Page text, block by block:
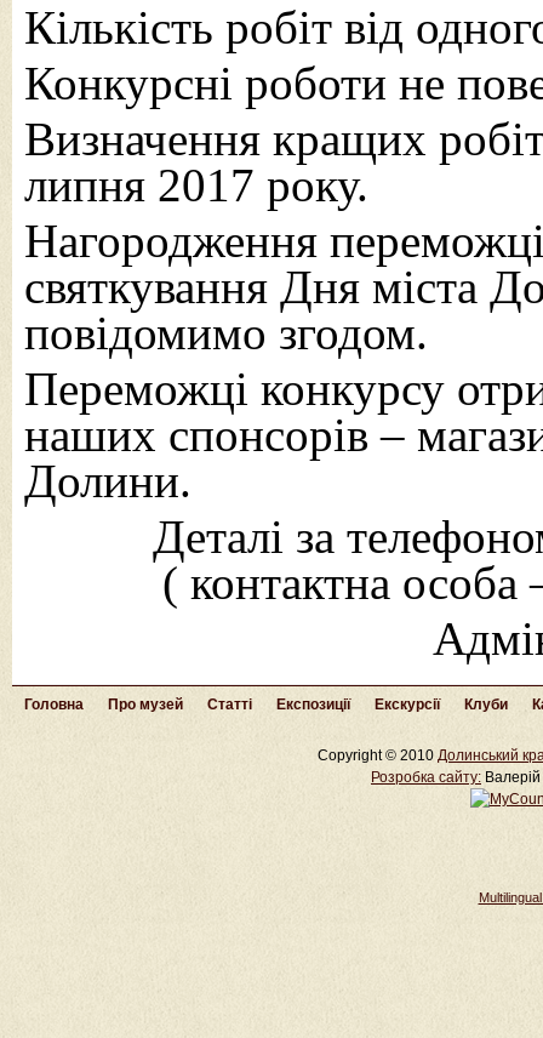
Кількість робіт від
Конкурсні роботи не
Визначення кращих
липня 2017 року.
Нагородження
святкування Дня міста
повідомимо згодом.
Переможці конкурсу
наших спонсорів –
Долини.
Деталі за
( контактна
Головна Про музей Статті Експозиції Екскурсії Клуби
Copyright © 2010 Долинський
Розробка cайту: